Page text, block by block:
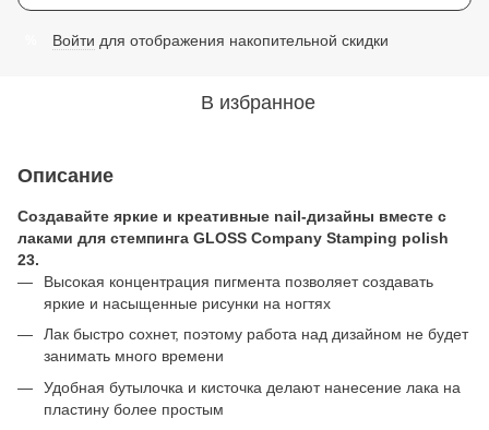
Войти для отображения накопительной скидки
В избранное
Описание
Создавайте яркие и креативные nail-дизайны вместе с
лаками для стемпинга GLOSS Company Stamping polish
23.
Высокая концентрация пигмента позволяет создавать
яркие и насыщенные рисунки на ногтях
Лак быстро сохнет, поэтому работа над дизайном не будет
занимать много времени
Удобная бутылочка и кисточка делают нанесение лака на
пластину более простым